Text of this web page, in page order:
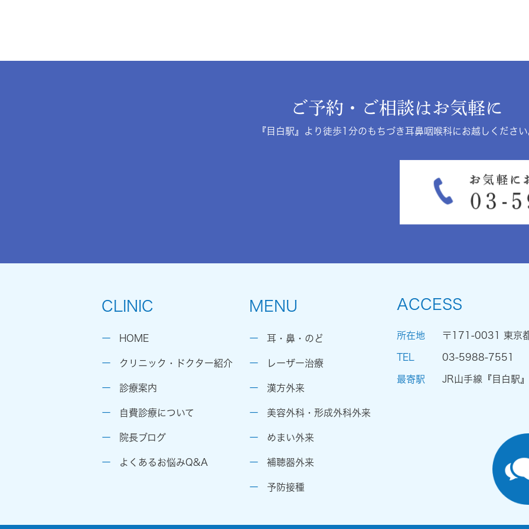
ご予約・ご相談はお気軽に
『目白駅』より徒歩1分のもちづき耳鼻咽喉科にお越しくださ
CLINIC
HOME
クリニック・ドクター紹介
診療案内
自費診療について
院長ブログ
よくあるお悩みQ&A
MENU
耳・鼻・のど
レーザー治療
漢方外来
美容外科・形成外科外来
めまい外来
補聴器外来
予防接種
ACCESS
所在地 〒171-0031 東京
TEL 03-5988-7551
最寄駅 JR山手線『目白駅